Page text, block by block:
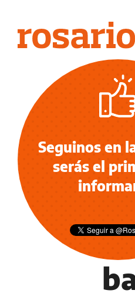
Seguinos en
serás el